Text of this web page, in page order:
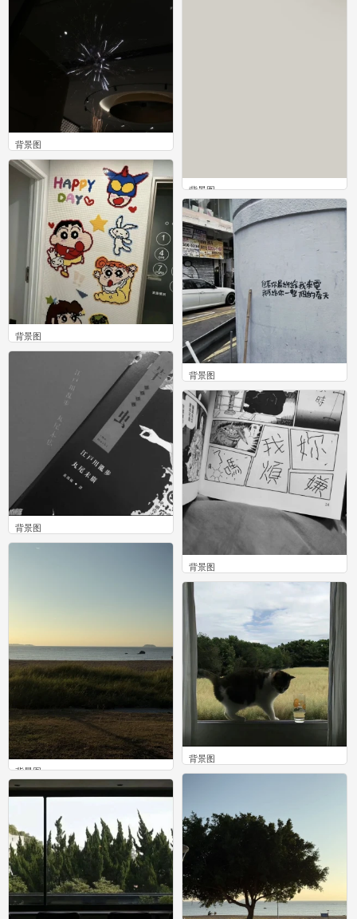
背景图
0
背景图
0
背景图
0
背景图
0
背景图
0
背景图
0
背景图
0
背景图
0